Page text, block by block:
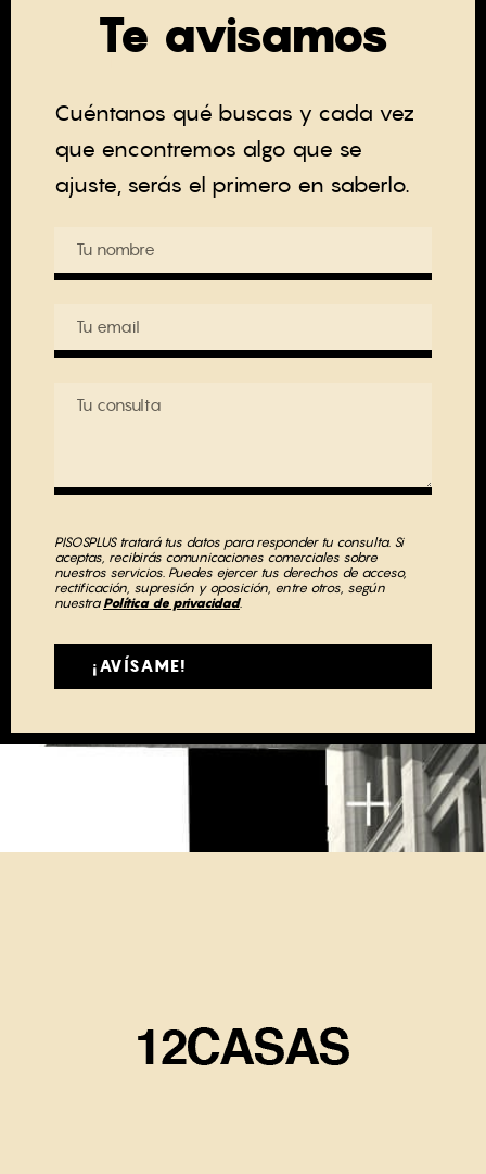
Te avisamos
Cuéntanos qué buscas y cada vez
que encontremos algo que se
ajuste, serás el primero en saberlo.
PISOSPLUS tratará tus datos para responder tu consulta. Si
aceptas, recibirás comunicaciones comerciales sobre
nuestros servicios. Puedes ejercer tus derechos de acceso,
rectificación, supresión y oposición, entre otros, según
nuestra Política de privacidad.
¡AVÍSAME!